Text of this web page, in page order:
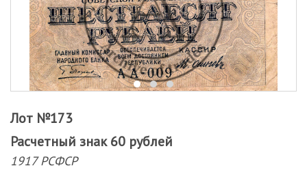
Лот №173
Расчетный знак 60 рублей
1917 РСФСР